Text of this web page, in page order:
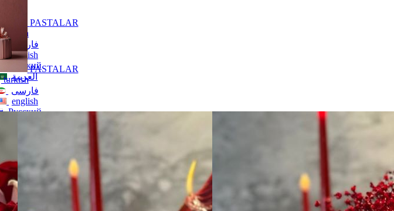
PASTALAR
turkish
فارسی
english
Русский
العربية
PASTALAR
turkish
فارسی
english
Русский